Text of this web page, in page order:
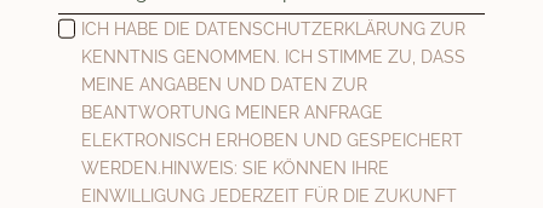
ICH HABE DIE DATENSCHUTZERKLÄRUNG ZUR
KENNTNIS GENOMMEN. ICH STIMME ZU, DASS
MEINE ANGABEN UND DATEN ZUR
BEANTWORTUNG MEINER ANFRAGE
ELEKTRONISCH ERHOBEN UND GESPEICHERT
WERDEN.HINWEIS: SIE KÖNNEN IHRE
EINWILLIGUNG JEDERZEIT FÜR DIE ZUKUNFT